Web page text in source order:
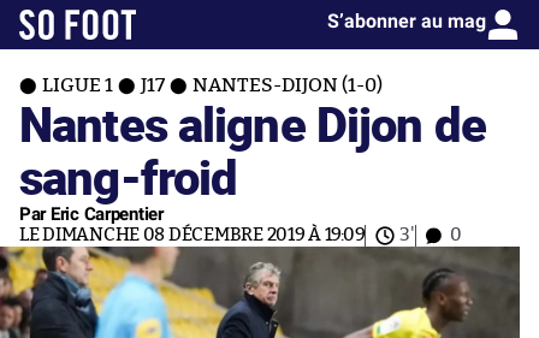
S’abonner au mag
LIGUE 1 J17 NANTES-DIJON (1-0)
Nantes aligne Dijon de
sang-froid
Par Eric Carpentier
LE DIMANCHE 08 DÉCEMBRE 2019 À 19:09 3' 0